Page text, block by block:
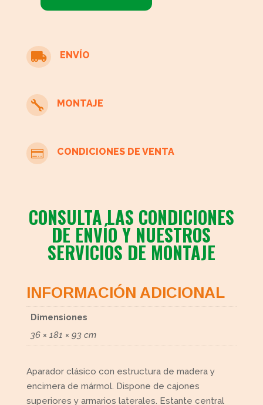
Aparador
cantidad
 ENVÍO
 MONTAJE
 CONDICIONES DE VENTA
CONSULTA LAS CONDICIONES
DE ENVÍO Y NUESTROS
SERVICIOS DE MONTAJE
INFORMACIÓN ADICIONAL
Dimensiones
36 × 181 × 93 cm
Aparador clásico con estructura de madera y
encimera de mármol. Dispone de cajones
superiores y armarios laterales. Estante central